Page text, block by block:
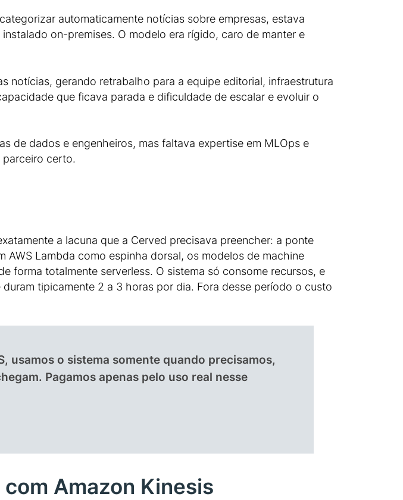
automaticamente notícias sobre empresas, estava
on-premises. O modelo era rígido, caro de manter e
notícias, gerando retrabalho para a equipe editorial, infraestrutura
que ficava parada e dificuldade de escalar e evoluir o
de dados e engenheiros, mas faltava expertise em MLOps e
parceiro certo.
a lacuna que a Cerved precisava preencher: a ponte
AWS Lambda como espinha dorsal, os modelos de machine
forma totalmente serverless. O sistema só consome recursos, e
tipicamente 2 a 3 horas por dia. Fora desse período o custo
usamos o sistema somente quando precisamos,
Pagamos apenas pelo uso real nesse
Amazon Kinesis